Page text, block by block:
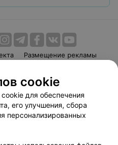
Размещение рекламы
Способы оплаты
Партнеры
103.by
cookie
для обеспечения
его улучшения, сбора
персонализированных